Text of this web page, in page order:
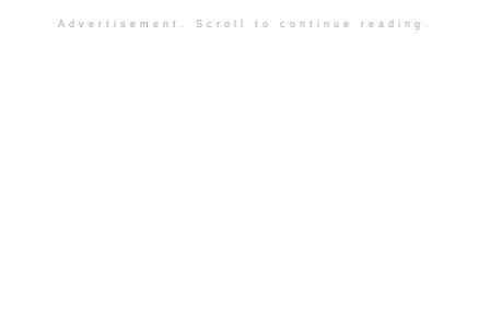
Advertisement. Scroll to continue reading.